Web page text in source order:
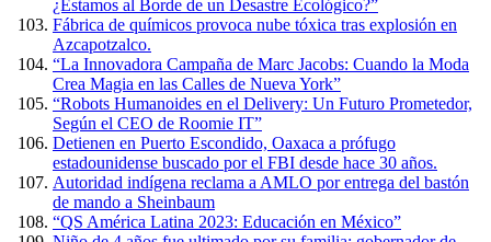
¿Estamos al Borde de un Desastre Ecológico?”
Fábrica de químicos provoca nube tóxica tras explosión en
Azcapotzalco.
“La Innovadora Campaña de Marc Jacobs: Cuando la Moda
Crea Magia en las Calles de Nueva York”
“Robots Humanoides en el Delivery: Un Futuro Prometedor,
Según el CEO de Roomie IT”
Detienen en Puerto Escondido, Oaxaca a prófugo
estadounidense buscado por el FBI desde hace 30 años.
Autoridad indígena reclama a AMLO por entrega del bastón
de mando a Sheinbaum
“QS América Latina 2023: Educación en México”